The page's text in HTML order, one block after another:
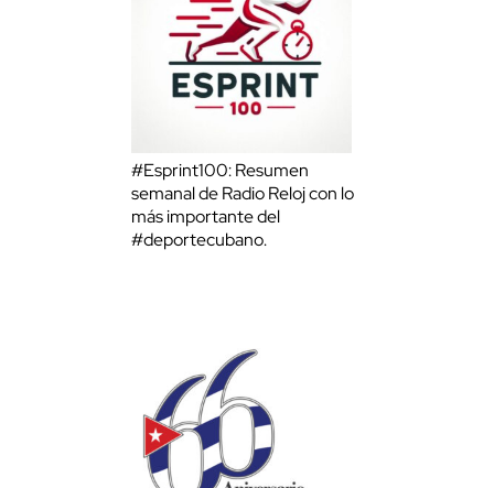
#Esprint100: Resumen
semanal de Radio Reloj con lo
más importante del
#deportecubano.